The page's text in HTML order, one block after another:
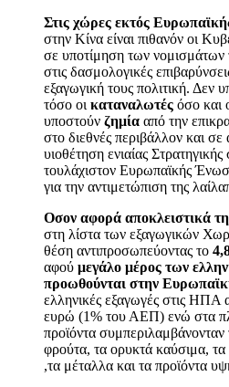
Στις χώρες εκτός
στην Κίνα είναι πιθανόν οι
σε υποτίμηση των νομισμάτων
στις δασμολογικές
εξαγωγική τους πολιτική. Δεν
τόσο οι καταναλωτές όσο και
υποστούν ζημία από την
στο διεθνές περιβάλλον και
υιοθέτηση ενιαίας
τουλάχιστον Ευρωπαϊκής
για την αντιμετώπιση της
Οσον αφορά αποκλειστικά
στη λίστα των εξαγωγικών
θέση αντιπροσωπεύοντας το
αφού μεγάλο μέρος των
προωθούνται στην
ελληνικές εξαγωγές στις ΗΠΑ
ευρώ (1% του ΑΕΠ) ενώ στα
προϊόντα συμπεριλαμβάνονταν
φρούτα, τα ορυκτά καύσιμα, τα
,τα μέταλλα και τα προϊόντα